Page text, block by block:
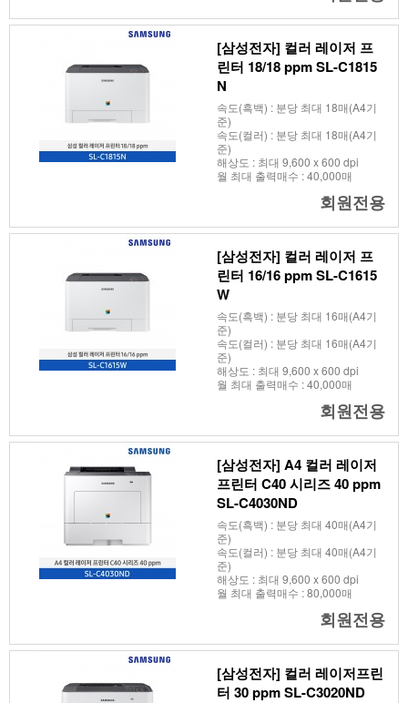
[삼성전자] 컬러 레이저 프
린터 18/18 ppm SL-C1815
N
속도(흑백) : 분당 최대 18매(A4기
준)
속도(컬러) : 분당 최대 18매(A4기
준)
해상도 : 최대 9,600 x 600 dpi
월 최대 출력매수 : 40,000매
회원전용
[삼성전자] 컬러 레이저 프
린터 16/16 ppm SL-C1615
W
속도(흑백) : 분당 최대 16매(A4기
준)
속도(컬러) : 분당 최대 16매(A4기
준)
해상도 : 최대 9,600 x 600 dpi
월 최대 출력매수 : 40,000매
회원전용
[삼성전자] A4 컬러 레이저
프린터 C40 시리즈 40 ppm
SL-C4030ND
속도(흑백) : 분당 최대 40매(A4기
준)
속도(컬러) : 분당 최대 40매(A4기
준)
해상도 : 최대 9,600 x 600 dpi
월 최대 출력매수 : 80,000매
회원전용
[삼성전자] 컬러 레이저프린
터 30 ppm SL-C3020ND